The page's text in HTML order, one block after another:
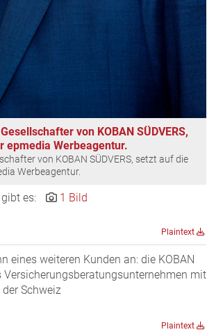
von KOBAN SÜDVERS,
epmedia Werbeagentur.
von KOBAN SÜDVERS, setzt auf die
Werbeagentur.
es: 1 Bild
Plaintext
eines weiteren Kunden an: die KOBAN
Versicherungsberatungsunternehmen mit
Schweiz
Plaintext